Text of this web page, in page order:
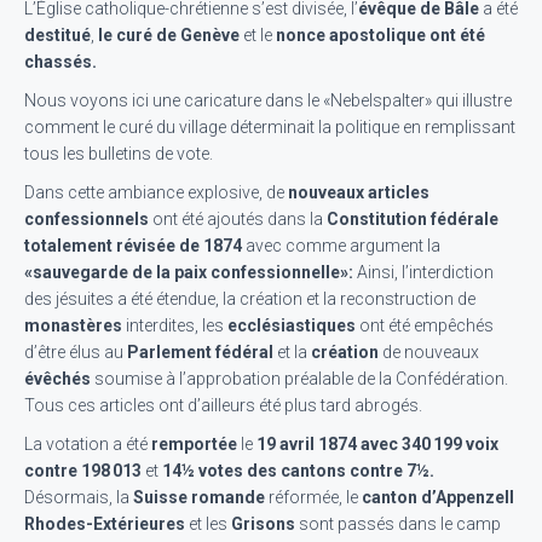
L’Église catholique-chrétienne s’est divisée, l’évêque de Bâle a été
destitué
le curé de Genève et le nonce apostolique ont été
chassés.
Nous voyons ici une caricature dans le «Nebelspalter» qui illustre
comment le curé du village déterminait la politique en remplissant
tous les bulletins de vote.
Dans cette ambiance explosive, de nouveaux articles
confessionnels ont été ajoutés dans la Constitution fédérale
totalement révisée de 1874 avec comme argument la
«sauvegarde de la paix confessionnelle»: Ainsi, l’interdiction
des jésuites a été étendue, la création et la reconstruction de
monastères interdites, les ecclésiastiques ont été empêchés
d’être élus au Parlement fédéral et la création de nouveaux
évêchés soumise à l’approbation préalable de la Confédération.
Tous ces articles ont d’ailleurs été plus tard abrogés.
La votation a été remportée le 19 avril 1874avec 340 199 voix
contre 198 013 et 14½ votes des cantons contre 7½.
Désormais, la Suisse romande réformée, le canton d’Appenzell
Rhodes-Extérieures et les Grisons sont passés dans le camp